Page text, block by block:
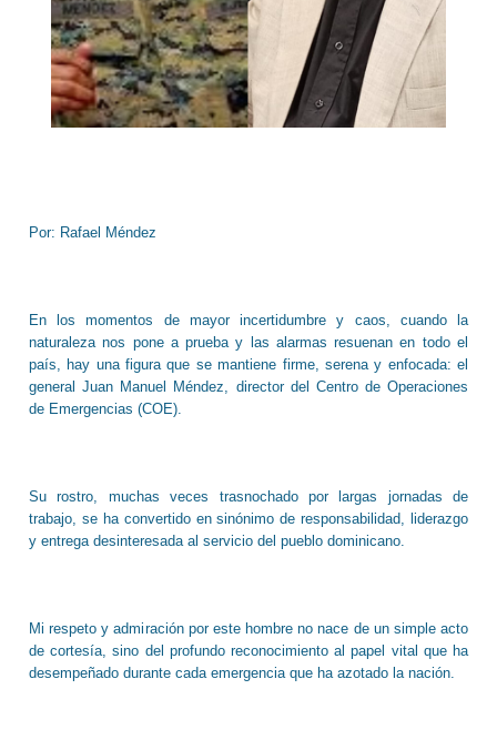
Por: Rafael Méndez
En los momentos de mayor incertidumbre y caos, cuando la
naturaleza nos pone a prueba y las alarmas resuenan en todo el
país, hay una figura que se mantiene firme, serena y enfocada: el
general Juan Manuel Méndez, director del Centro de Operaciones
de Emergencias (COE).
Su rostro, muchas veces trasnochado por largas jornadas de
trabajo, se ha convertido en sinónimo de responsabilidad, liderazgo
y entrega desinteresada al servicio del pueblo dominicano.
Mi respeto y admiración por este hombre no nace de un simple acto
de cortesía, sino del profundo reconocimiento al papel vital que ha
desempeñado durante cada emergencia que ha azotado la nación.